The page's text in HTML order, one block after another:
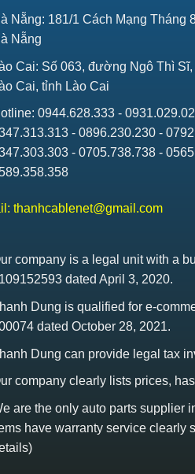
Nẵng: 181/1 Cách Mạng Tháng
Nẵng
Cai: Số 063, đường Ngô Thì
Cai, tỉnh Lào Cai
0944.628.333 -
- 0896.230.230 -
- 0705.738.738 -
thanhcablenet@gmail.com
company is a legal unit with a
dated April 3, 2020.
Dung is qualified for e-
dated October 28, 2021.
Dung can provide legal tax
company clearly lists prices,
are the only auto parts supplier
have warranty service clearly